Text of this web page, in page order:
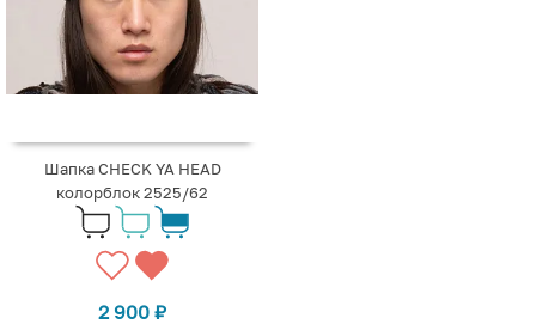
Шапка CHECK YA HEAD
колорблок 2525/62
2 900 ₽